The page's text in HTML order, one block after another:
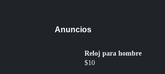
Anuncios
Reloj para hombre
$10